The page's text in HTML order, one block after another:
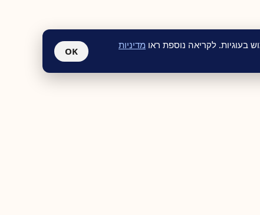
לקריאה נוספת ראו מדיניות
OK